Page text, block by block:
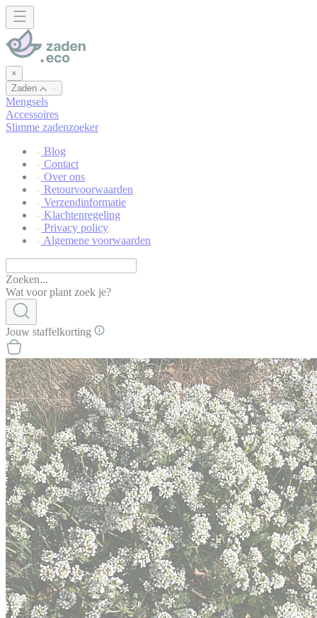
×
Zaden
Mengsels
Accessoires
Slimme zadenzoeker
Blog
Contact
Over ons
Retourvoorwaarden
Verzendinformatie
Klachtenregeling
Privacy policy
Algemene voorwaarden
Zoeken...
Wat voor plant zoek je?
Jouw staffelkorting
Cookies beheer paneel